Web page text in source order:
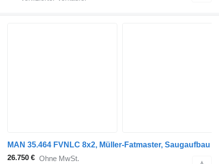
MAN 35.464 FVNLC 8x2, Müller-Fatmaster, Saugaufbau
26.750 € Ohne MwSt.